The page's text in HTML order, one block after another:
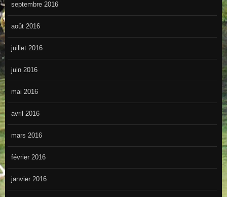
septembre 2016
août 2016
juillet 2016
juin 2016
mai 2016
avril 2016
mars 2016
février 2016
janvier 2016